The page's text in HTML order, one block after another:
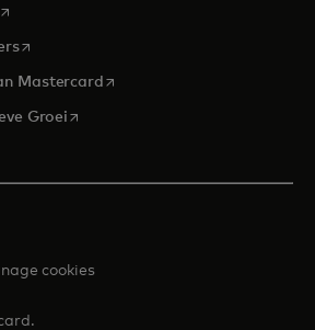
in a new tab
opens in a new tab
Mastercardopens in a new tab
Groeiopens in a new tab
cookies